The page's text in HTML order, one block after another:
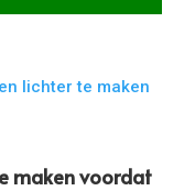
maken voordat